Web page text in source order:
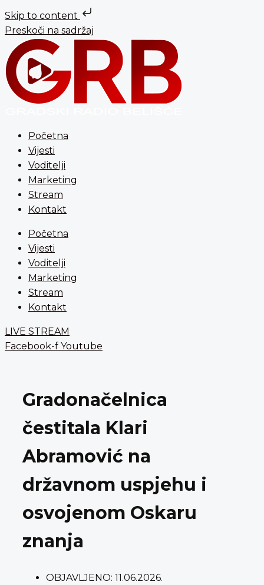
Skip to content
Preskoči na sadržaj
Početna
Vijesti
Voditelji
Marketing
Stream
Kontakt
Početna
Vijesti
Voditelji
Marketing
Stream
Kontakt
LIVE STREAM
Facebook-f Youtube
Gradonačelnica
čestitala Klari
Abramović na
državnom uspjehu i
osvojenom Oskaru
znanja
OBJAVLJENO: 11.06.2026.